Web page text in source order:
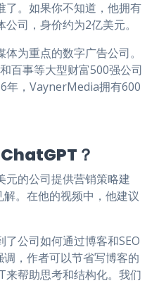
了。如果你不知道，他拥有
司，身价约为2亿美元。
为重点的数字广告公司。
百事等大型财富500强公司
年，VaynerMedia拥有600
？
元的公司提供营销策略建
。在他的视频中，他建议
了公司如何通过博客和SEO
，作者可以节省写博客的
来帮助思考和结构化。我们